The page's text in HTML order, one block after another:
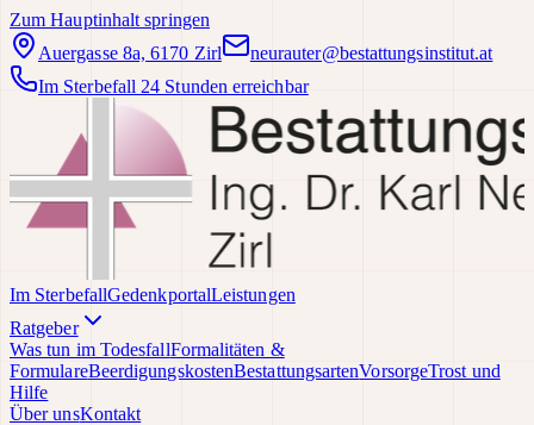
Zum Hauptinhalt springen
Auergasse 8a, 6170 Zirl
neurauter@bestattungsinstitut.at
Im Sterbefall 24 Stunden erreichbar
Im SterbefallGedenkportalLeistungen
Ratgeber
Was tun im TodesfallFormalitäten &
FormulareBeerdigungskostenBestattungsartenVorsorgeTrost und
Hilfe
Über unsKontakt